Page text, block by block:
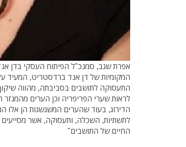
אפרת שגב, סמנכ"ל הפיתוח העסקי בדן
המקומיות של דן אנד ברדסטריט, המעיד
התעסוקה לתושבים בסביבתה, מהווה
לראות שערי הפריפריה וכן הערים
הדירוג, בעוד שהערים המשגשגות הן אלו
לתשתיות, השכלה, ותעסוקה, אשר מסייעים
החיים של התושבים"